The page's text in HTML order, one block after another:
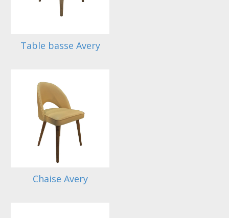
Table basse Avery
Chaise Avery